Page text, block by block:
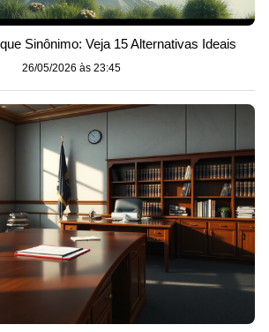
Sinônimo: Veja 15 Alternativas Ideais
26/05/2026 às 23:45